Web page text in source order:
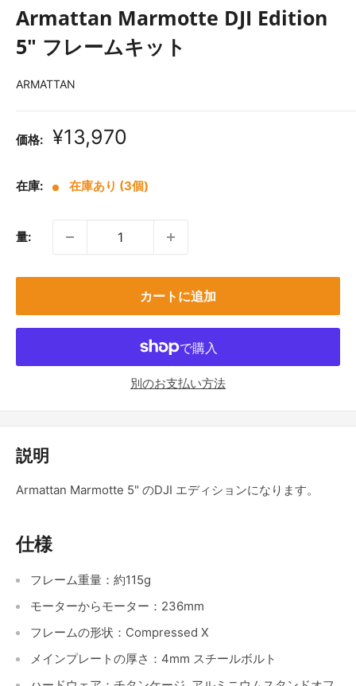
Armattan Marmotte DJI Edition
5" フレームキット
ARMATTAN
価格:
販
価
格
¥13,970
在庫: 在庫あり (3個)
量:
カートに追加
別のお支払い方法
説明
Armattan Marmotte 5" のDJI エディションになります。
仕様
フレーム重量：約115g
モーターからモーター：236mm
フレームの形状：Compressed X
メインプレートの厚さ：4mm スチールボルト